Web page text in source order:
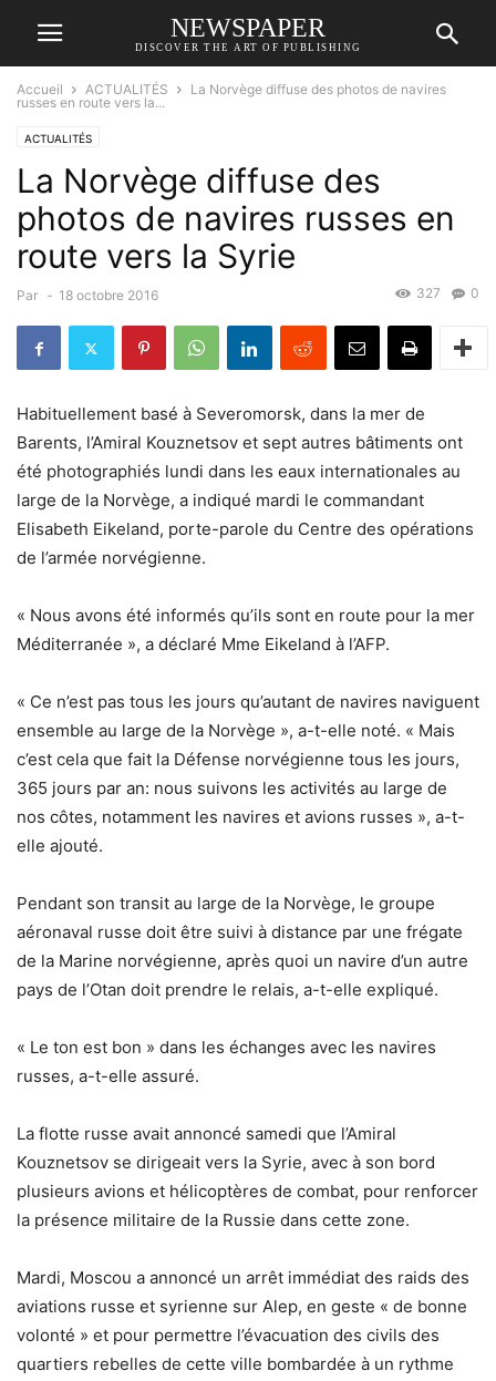
NEWSPAPER
DISCOVER THE ART OF PUBLISHING
Accueil ACTUALITÉS
La Norvège diffuse des photos de navires
russes en route vers la...
ACTUALITÉS
La Norvège diffuse des
photos de navires russes en
route vers la Syrie
Par - 18 octobre 2016 0
327
Habituellement basé à Severomorsk, dans la mer de
Barents, l’Amiral Kouznetsov et sept autres bâtiments ont
été photographiés lundi dans les eaux internationales au
large de la Norvège, a indiqué mardi le commandant
Elisabeth Eikeland, porte-parole du Centre des opérations
de l’armée norvégienne.
« Nous avons été informés qu’ils sont en route pour la mer
Méditerranée », a déclaré Mme Eikeland à l’AFP.
« Ce n’est pas tous les jours qu’autant de navires naviguent
ensemble au large de la Norvège », a-t-elle noté. « Mais
c’est cela que fait la Défense norvégienne tous les jours,
365 jours par an: nous suivons les activités au large de
nos côtes, notamment les navires et avions russes », a-t-
elle ajouté.
Pendant son transit au large de la Norvège, le groupe
aéronaval russe doit être suivi à distance par une frégate
de la Marine norvégienne, après quoi un navire d’un autre
pays de l’Otan doit prendre le relais, a-t-elle expliqué.
« Le ton est bon » dans les échanges avec les navires
russes, a-t-elle assuré.
La flotte russe avait annoncé samedi que l’Amiral
Kouznetsov se dirigeait vers la Syrie, avec à son bord
plusieurs avions et hélicoptères de combat, pour renforcer
la présence militaire de la Russie dans cette zone.
Mardi, Moscou a annoncé un arrêt immédiat des raids des
aviations russe et syrienne sur Alep, en geste « de bonne
volonté » et pour permettre l’évacuation des civils des
quartiers rebelles de cette ville bombardée à un rythme